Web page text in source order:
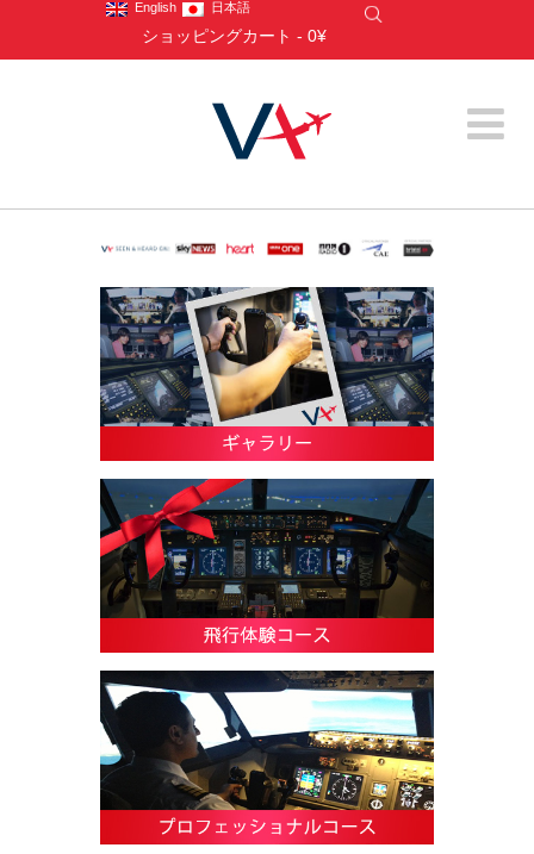
English 日本語
ショッピングカート - 0¥